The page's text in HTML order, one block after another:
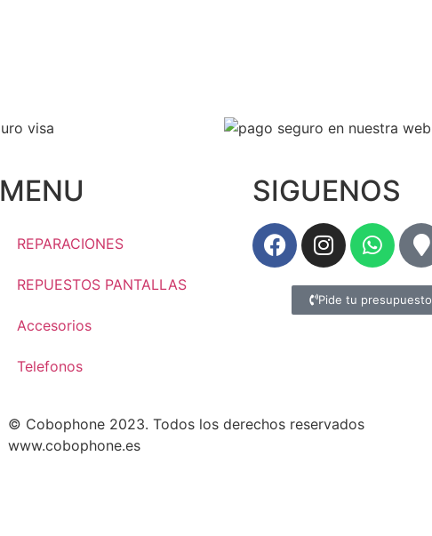
MENU
REPARACIONES
REPUESTOS PANTALLAS
Accesorios
Telefonos
SIGUENOS
Pide tu presupuesto
© Cobophone 2023. Todos los derechos reservados
www.cobophone.es